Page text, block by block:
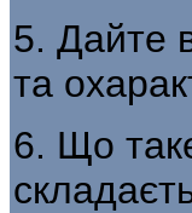
5. Дайте
та
6. Що